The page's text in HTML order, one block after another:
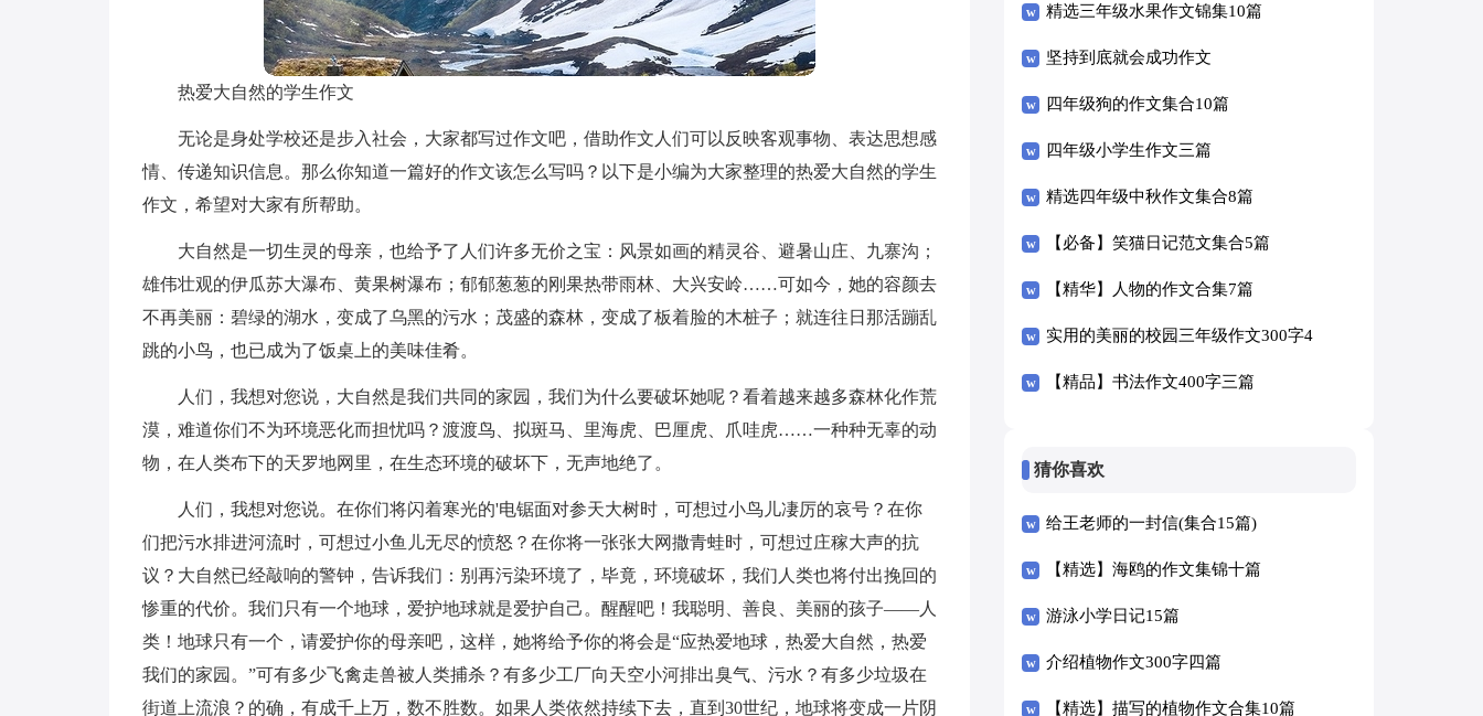
热爱大自然的学生作文
无论是身处学校还是步入社会，大家都写过作文吧，借助作文人们可以反映客观事物、表达思想感
情、传递知识信息。那么你知道一篇好的作文该怎么写吗？以下是小编为大家整理的热爱大自然的学生
作文，希望对大家有所帮助。
大自然是一切生灵的母亲，也给予了人们许多无价之宝：风景如画的精灵谷、避暑山庄、九寨沟；
雄伟壮观的伊瓜苏大瀑布、黄果树瀑布；郁郁葱葱的刚果热带雨林、大兴安岭……可如今，她的容颜去
不再美丽：碧绿的湖水，变成了乌黑的污水；茂盛的森林，变成了板着脸的木桩子；就连往日那活蹦乱
跳的小鸟，也已成为了饭桌上的美味佳肴。
人们，我想对您说，大自然是我们共同的家园，我们为什么要破坏她呢？看着越来越多森林化作荒
漠，难道你们不为环境恶化而担忧吗？渡渡鸟、拟斑马、里海虎、巴厘虎、爪哇虎……一种种无辜的动
物，在人类布下的天罗地网里，在生态环境的破坏下，无声地绝了。
人们，我想对您说。在你们将闪着寒光的'电锯面对参天大树时，可想过小鸟儿凄厉的哀号？在你
们把污水排进河流时，可想过小鱼儿无尽的愤怒？在你将一张张大网撒青蛙时，可想过庄稼大声的抗
议？大自然已经敲响的警钟，告诉我们：别再污染环境了，毕竟，环境破坏，我们人类也将付出挽回的
惨重的代价。我们只有一个地球，爱护地球就是爱护自己。醒醒吧！我聪明、善良、美丽的孩子——人
类！地球只有一个，请爱护你的母亲吧，这样，她将给予你的将会是“应热爱地球，热爱大自然，热爱
我们的家园。”可有多少飞禽走兽被人类捕杀？有多少工厂向天空小河排出臭气、污水？有多少垃圾在
街道上流浪？的确，有成千上万，数不胜数。如果人类依然持续下去，直到30世纪，地球将变成一片阴
精选三年级水果作文锦集10篇
坚持到底就会成功作文
四年级狗的作文集合10篇
四年级小学生作文三篇
精选四年级中秋作文集合8篇
【必备】笑猫日记范文集合5篇
【精华】人物的作文合集7篇
实用的美丽的校园三年级作文300字4
篇
【精品】书法作文400字三篇
猜你喜欢
给王老师的一封信(集合15篇)
【精选】海鸥的作文集锦十篇
游泳小学日记15篇
介绍植物作文300字四篇
【精选】描写的植物作文合集10篇